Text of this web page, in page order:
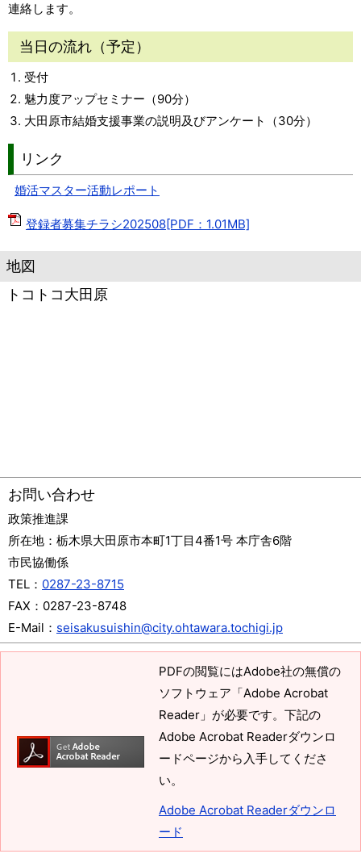
連絡します。
当日の流れ（予定）
受付
魅力度アップセミナー（90分）
大田原市結婚支援事業の説明及びアンケート（30分）
リンク
婚活マスター活動レポート
登録者募集チラシ202508[PDF：1.01MB]
地図
トコトコ大田原
お問い合わせ
政策推進課
所在地： 栃木県大田原市本町1丁目4番1号 本庁舎6階
市民協働係
TEL： 0287-23-8715
FAX： 0287-23-8748
E-Mail： seisakusuishin@city.ohtawara.tochigi.jp
PDFの閲覧にはAdobe社の無償の
ソフトウェア「Adobe Acrobat
Reader」が必要です。下記の
Adobe Acrobat Readerダウンロ
ードページから入手してくださ
い。
Adobe Acrobat Readerダウンロ
ード